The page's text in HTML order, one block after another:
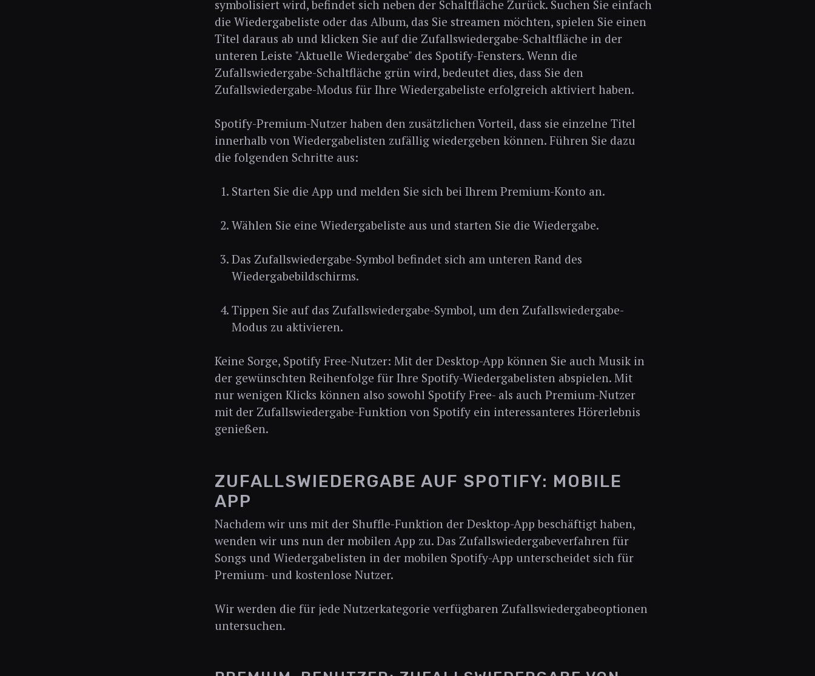
symbolisiert wird, befindet sich neben der Schaltfläche Zurück. Suchen Sie einfach
die Wiedergabeliste oder das Album, das Sie streamen möchten, spielen Sie einen
Titel daraus ab und klicken Sie auf die Zufallswiedergabe-Schaltfläche in der
unteren Leiste "Aktuelle Wiedergabe" des Spotify-Fensters. Wenn die
Zufallswiedergabe-Schaltfläche grün wird, bedeutet dies, dass Sie den
Zufallswiedergabe-Modus für Ihre Wiedergabeliste erfolgreich aktiviert haben.
Spotify-Premium-Nutzer haben den zusätzlichen Vorteil, dass sie einzelne Titel
innerhalb von Wiedergabelisten zufällig wiedergeben können. Führen Sie dazu
die folgenden Schritte aus:
Starten Sie die App und melden Sie sich bei Ihrem Premium-Konto an.
Wählen Sie eine Wiedergabeliste aus und starten Sie die Wiedergabe.
Das Zufallswiedergabe-Symbol befindet sich am unteren Rand des
Wiedergabebildschirms.
Tippen Sie auf das Zufallswiedergabe-Symbol, um den Zufallswiedergabe-
Modus zu aktivieren.
Keine Sorge, Spotify Free-Nutzer: Mit der Desktop-App können Sie auch Musik in
der gewünschten Reihenfolge für Ihre Spotify-Wiedergabelisten abspielen. Mit
nur wenigen Klicks können also sowohl Spotify Free- als auch Premium-Nutzer
mit der Zufallswiedergabe-Funktion von Spotify ein interessanteres Hörerlebnis
genießen.
ZUFALLSWIEDERGABE AUF SPOTIFY: MOBILE
APP
Nachdem wir uns mit der Shuffle-Funktion der Desktop-App beschäftigt haben,
wenden wir uns nun der mobilen App zu. Das Zufallswiedergabeverfahren für
Songs und Wiedergabelisten in der mobilen Spotify-App unterscheidet sich für
Premium- und kostenlose Nutzer.
Wir werden die für jede Nutzerkategorie verfügbaren Zufallswiedergabeoptionen
untersuchen.